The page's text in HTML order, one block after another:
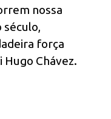
nossa
século,
força
Chávez.